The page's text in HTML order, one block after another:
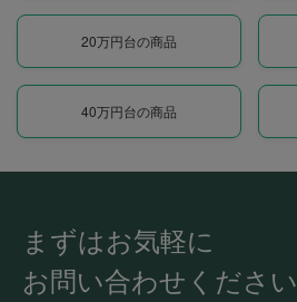
20万円台の商品
40万円台の商品
まずはお気軽に
お問い合わせください